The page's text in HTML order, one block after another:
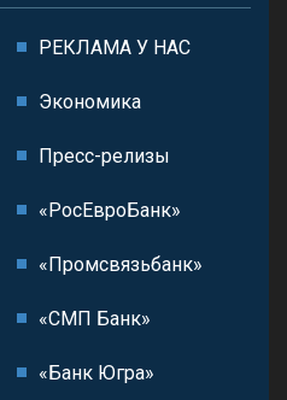
РЕКЛАМА У НАС
Экономика
Пресс-релизы
«РосЕвроБанк»
«Промсвязьбанк»
«СМП Банк»
«Банк Югра»